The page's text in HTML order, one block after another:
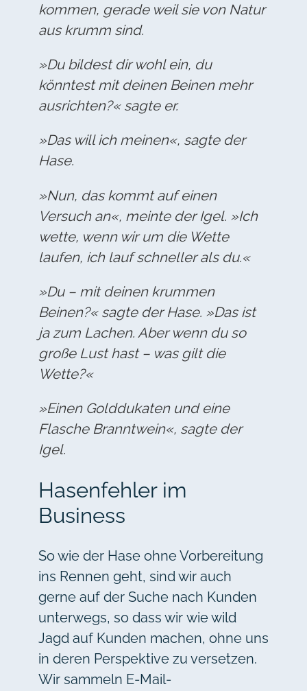
kommen, gerade weil sie von Natur
aus krumm sind.
»Du bildest dir wohl ein, du
könntest mit deinen Beinen mehr
ausrichten?« sagte er.
»Das will ich meinen«, sagte der
Hase.
»Nun, das kommt auf einen
Versuch an«, meinte der Igel. »Ich
wette, wenn wir um die Wette
laufen, ich lauf schneller als du.«
»Du – mit deinen krummen
Beinen?« sagte der Hase. »Das ist
ja zum Lachen. Aber wenn du so
große Lust hast – was gilt die
Wette?«
»Einen Golddukaten und eine
Flasche Branntwein«, sagte der
Igel.
Hasenfehler im
Business
So wie der Hase ohne Vorbereitung
ins Rennen geht, sind wir auch
gerne auf der Suche nach Kunden
unterwegs, so dass wir wie wild
Jagd auf Kunden machen, ohne uns
in deren Perspektive zu versetzen.
Wir sammeln E-Mail-